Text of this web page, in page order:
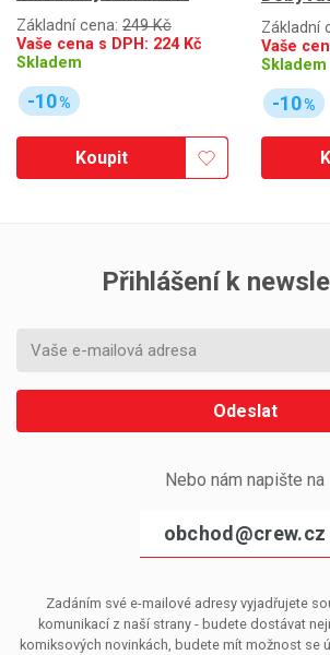
Základní cena: 249 Kč
Vaše cena s DPH: 224Kč
Skladem
-10%
Koupit
Základní
Vaše
Skladem
-10%
Přihlášení k
Odeslat
Nebo nám napište na
obchod@crew.cz
Zadáním své e-mailové adresy vyjadřujete
komunikací z naší strany - budete dostávat
komiksových novinkách, budete mít možnost se